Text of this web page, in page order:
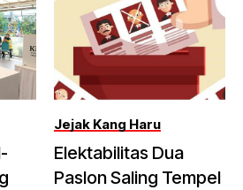
Jejak Kang Haru
Elektabilitas Dua
Paslon Saling Tempel